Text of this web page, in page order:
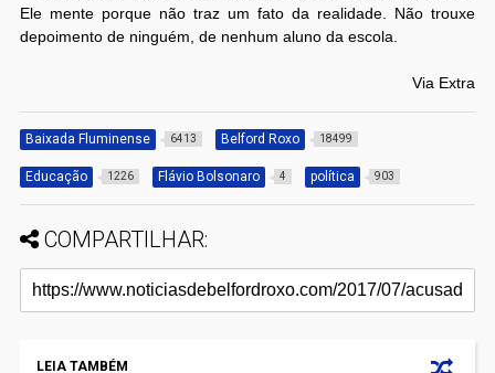
Ele mente porque não traz um fato da realidade. Não trouxe
depoimento de ninguém, de nenhum aluno da escola.
Via Extra
Baixada Fluminense 6413 Belford Roxo 18499
Educação 1226 Flávio Bolsonaro 4 política 903
COMPARTILHAR:
LEIA TAMBÉM